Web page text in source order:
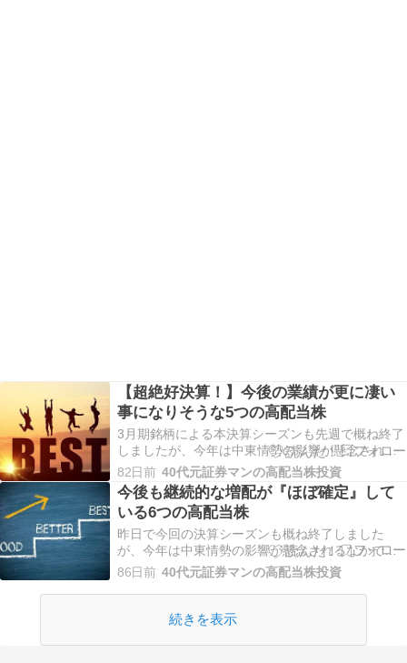
【超絶好決算！】今後の業績が更に凄い
事になりそうな5つの高配当株
3月期銘柄による本決算シーズンも先週で概ね終了
しましたが、今年は中東情勢の影響が懸念される
なかでも、好調な業績予測や大幅増配を発表して
くれる企業が多かったですので、今後の更なる飛
躍が期待できそうな銘柄も多い印象です。実際、
優良な高配当株として知られる銀行株やリース株
の業績は、毎…
82日前 40代元証券マンの高配当株投資
今後も継続的な増配が『ほぼ確定』して
いる6つの高配当株
昨日で今回の決算シーズンも概ね終了しました
が、今年は中東情勢の影響が懸念されるなかで
も、予想を上回る好業績や大幅増配を発表してく
れる企業が多かった印象で、毎年の事ですが、こ
の時期は改めて増配の有難さが身にしみます。実
際、最近は好調な企業業績や株主還元の向上を背
86日前 40代元証券マンの高配当株投資
続きを表示